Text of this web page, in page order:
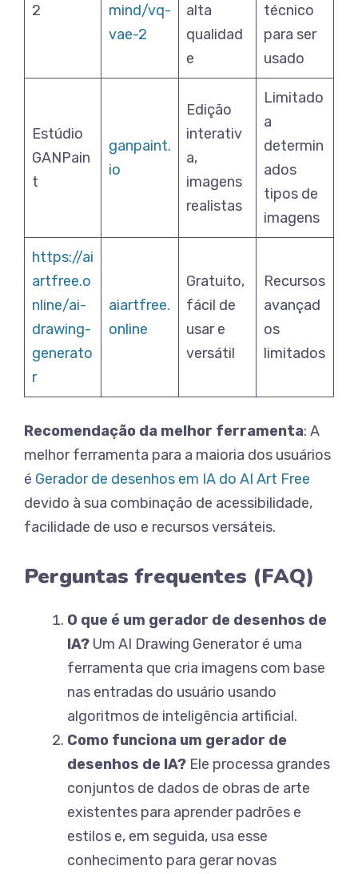
2
mind/vq-
vae-2
alta
qualidad
e
técnico
para ser
usado
Estúdio
GANPain
t
ganpaint.
io
Edição
interativ
a,
imagens
realistas
Limitado
a
determin
ados
tipos de
imagens
https://ai
artfree.o
nline/ai-
drawing-
generato
r
aiartfree.
online
Gratuito,
fácil de
usar e
versátil
Recursos
avançad
os
limitados
Recomendação da melhor ferramenta: A
melhor ferramenta para a maioria dos usuários
é Gerador de desenhos em IA do AI Art Free
devido à sua combinação de acessibilidade,
facilidade de uso e recursos versáteis.
Perguntas frequentes (FAQ)
O que é um gerador de desenhos de
IA? Um AI Drawing Generator é uma
ferramenta que cria imagens com base
nas entradas do usuário usando
algoritmos de inteligência artificial.
Como funciona um gerador de
desenhos de IA? Ele processa grandes
conjuntos de dados de obras de arte
existentes para aprender padrões e
estilos e, em seguida, usa esse
conhecimento para gerar novas